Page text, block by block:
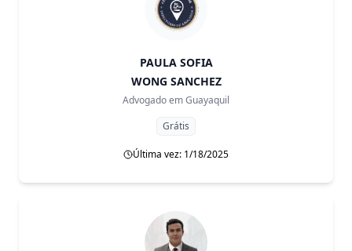
PAULA SOFIA
WONG SANCHEZ
Advogado emGuayaquil
Grátis
Última vez: 1/18/2025